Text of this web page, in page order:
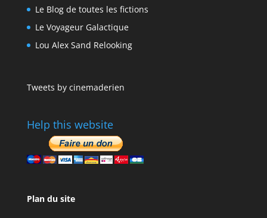
Le Blog de toutes les fictions
Le Voyageur Galactique
Lou Alex Sand Relooking
Tweets by cinemaderien
Help this website
Plan du site